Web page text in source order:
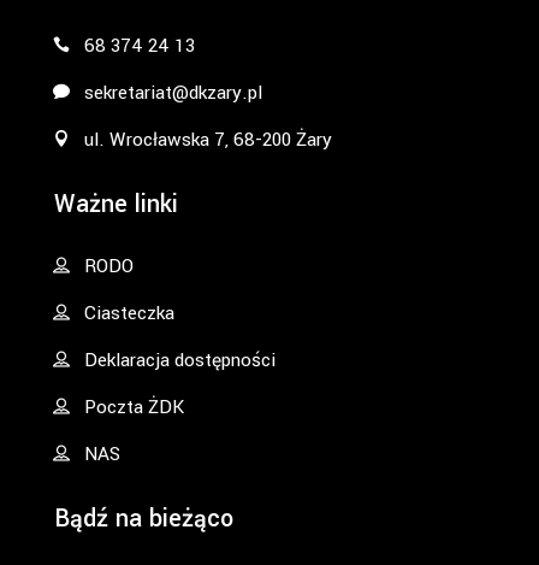
68 374 24 13
sekretariat@dkzary.pl
ul. Wrocławska 7, 68-200 Żary
Ważne linki
RODO
Ciasteczka
Deklaracja dostępności
Poczta ŻDK
NAS
Bądź na bieżąco